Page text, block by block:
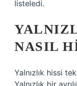
listeledi.
NASIL
Yalnızlık hissi
Yalnızlık bir